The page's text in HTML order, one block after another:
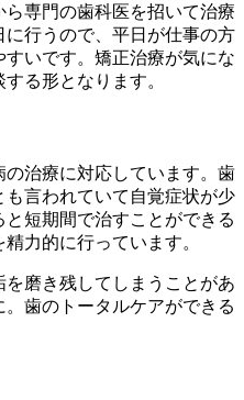
専門の歯科医を招いて治療
行うので、平日が仕事の方
いです。矯正治療が気にな
る形となります。
治療に対応しています。歯
言われていて自覚症状が少
短期間で治すことができる
力的に行っています。
磨き残してしまうことがあ
歯のトータルケアができる